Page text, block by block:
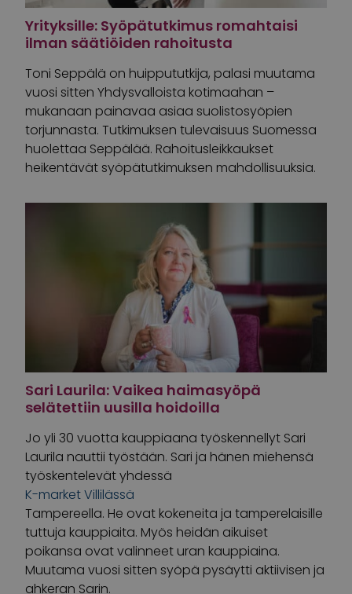
Yrityksille: Syöpätutkimus romahtaisi
ilman säätiöiden rahoitusta
Toni Seppälä on huippututkija, palasi muutama
vuosi sitten Yhdysvalloista kotimaahan –
mukanaan painavaa asiaa suolistosyöpien
torjunnasta. Tutkimuksen tulevaisuus Suomessa
huolettaa Seppälää. Rahoitusleikkaukset
heikentävät syöpätutkimuksen mahdollisuuksia.
Sari Laurila: Vaikea haimasyöpä
selätettiin uusilla hoidoilla
Jo yli 30 vuotta kauppiaana työskennellyt Sari
Laurila nauttii työstään. Sari ja hänen miehensä
työskentelevät yhdessä
K-market Villilässä
Tampereella. He ovat kokeneita ja tamperelaisille
tuttuja kauppiaita. Myös heidän aikuiset
poikansa ovat valinneet uran kauppiaina.
Muutama vuosi sitten syöpä pysäytti aktiivisen ja
ahkeran Sarin.